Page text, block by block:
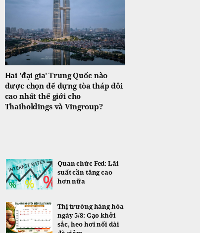
Hai 'đại gia' Trung Quốc nào
được chọn để dựng tòa tháp đôi
cao nhất thế giới cho
Thaiholdings và Vingroup?
Quan chức Fed: Lãi
suất cần tăng cao
hơn nữa
Thị trường hàng hóa
ngày 5/8: Gạo khởi
sắc, heo hơi nối dài